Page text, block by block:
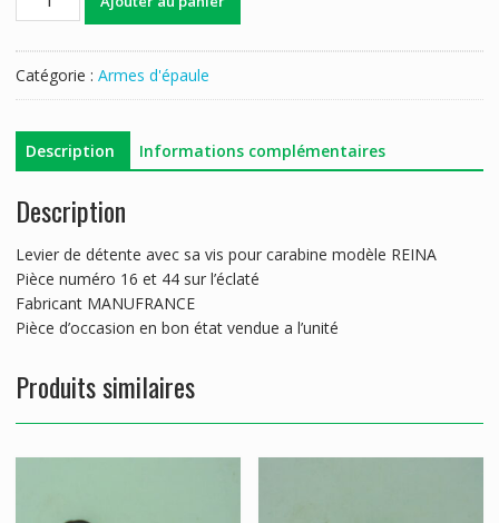
REINA
Catégorie : Armes d'épaule
Description Informations complémentaires
Description
Levier de détente avec sa vis pour carabine modèle REINA
Pièce numéro 16 et 44 sur l’éclaté
Fabricant MANUFRANCE
Pièce d’occasion en bon état vendue a l’unité
Produits similaires